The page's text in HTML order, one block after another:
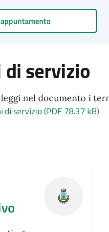
servizio
leggi nel documento i
di servizio (PDF 78.37 kB)